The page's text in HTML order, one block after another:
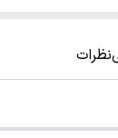
نظرات